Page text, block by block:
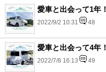
愛車と出会って1年！
2022/9/2 10:31 48
愛車と出会って4年！
2022/7/8 16:13 49